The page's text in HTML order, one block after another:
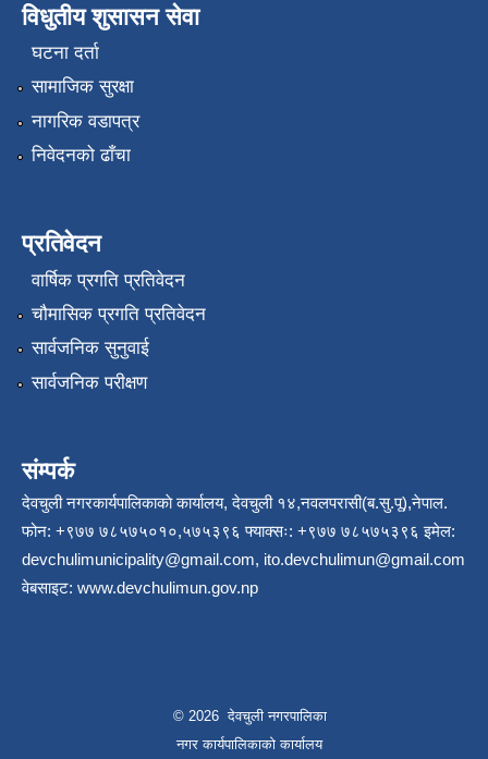
विधुतीय शुसासन सेवा
घटना दर्ता
सामाजिक सुरक्षा
नागरिक वडापत्र
निवेदनको ढाँचा
प्रतिवेदन
वार्षिक प्रगति प्रतिवेदन
चौमासिक प्रगति प्रतिवेदन
सार्वजनिक सुनुवाई
सार्वजनिक परीक्षण
संम्पर्क
देवचुली नगरकार्यपालिकाकाे कार्यालय, देवचुली १४,नवलपरासी(ब.सु.पू),नेपाल.
फोन: +९७७ ७८५७५०१०,५७५३९६ फ्याक्सः: +९७७ ७८५७५३९६ इमेल:
devchulimunicipality@gmail.com, ito.devchulimun@gmail.com
वेबसाइट: www.devchulimun.gov.np
© 2026 देवचुली नगरपालिका
नगर कार्यपालिकाको कार्यालय